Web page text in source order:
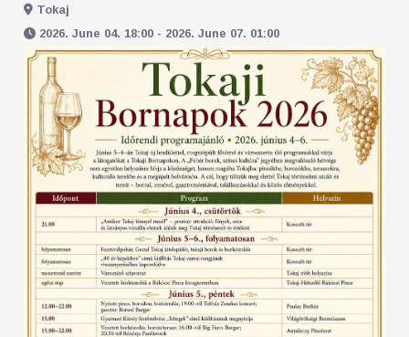
Tokaj
2026. June 04. 18:00 - 2026. June 07. 01:00